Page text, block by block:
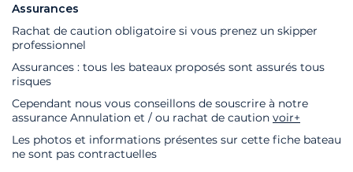
Assurances
Rachat de caution obligatoire si vous prenez un skipper
professionnel
Assurances : tous les bateaux proposés sont assurés tous
risques
Cependant nous vous conseillons de souscrire à notre
assurance Annulation et / ou rachat de caution voir+
Les photos et informations présentes sur cette fiche bateau
ne sont pas contractuelles